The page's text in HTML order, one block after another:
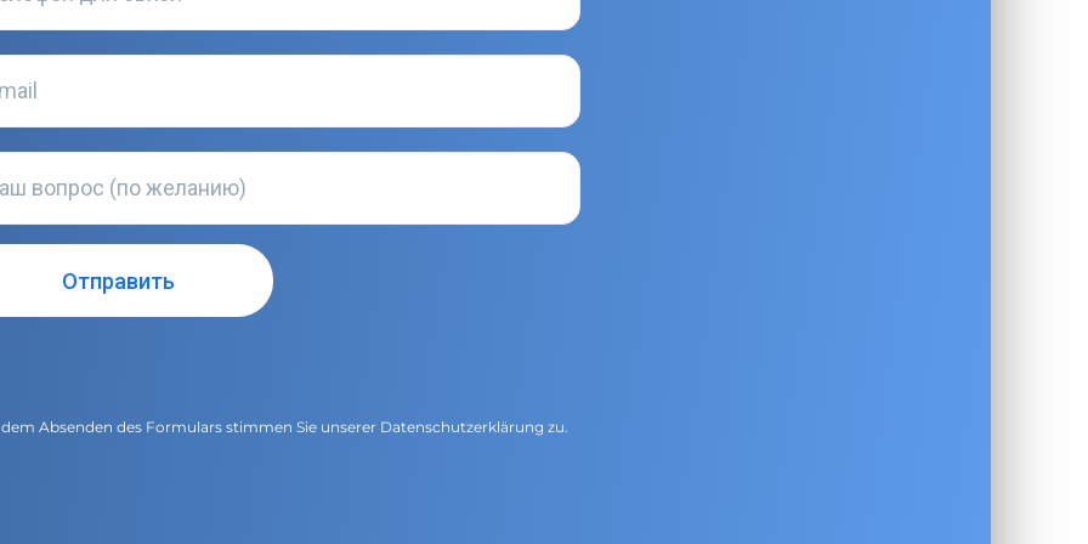
Absenden des Formulars stimmen Sie unserer Datenschutzerklärung zu.